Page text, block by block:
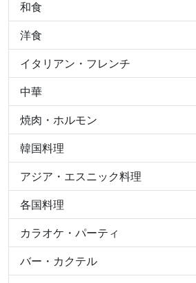
和食
洋食
イタリアン・フレンチ
中華
焼肉・ホルモン
韓国料理
アジア・エスニック料理
各国料理
カラオケ・パーティ
バー・カクテル